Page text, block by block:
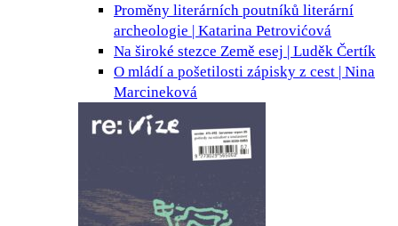
Proměny literárních poutníků literární
archeologie | Katarina Petrovićová
Na široké stezce Země esej | Luděk Čertík
O mládí a pošetilosti zápisky z cest | Nina
Marcineková